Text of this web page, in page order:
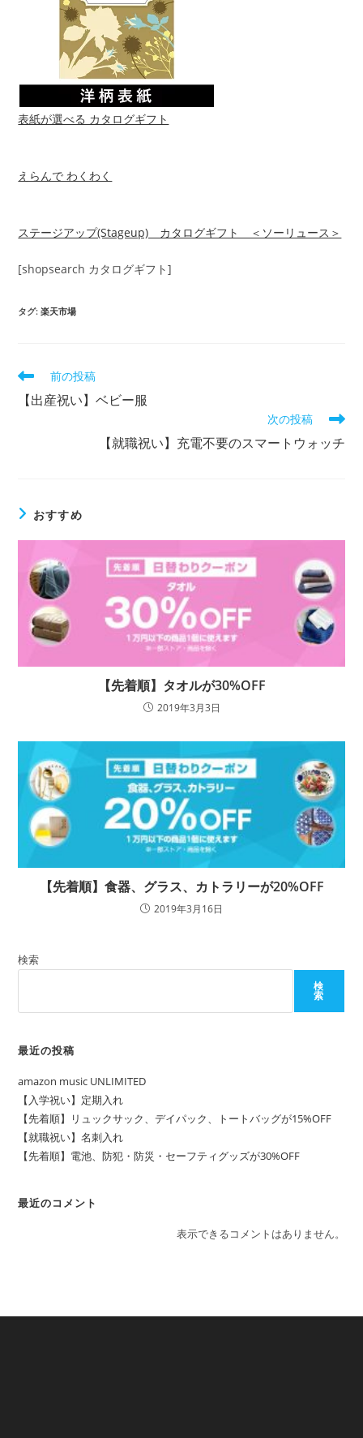
表紙が選べる カタログギフト
えらんで わくわく
ステージアップ(Stageup) カタログギフト ＜ソーリュース＞
[shopsearch カタログギフト]
タグ:楽天市場
そ
の
他
前の投稿
【出産祝い】ベビー服
次の投稿
【就職祝い】充電不要のスマートウォッチ
おすすめ
【先着順】タオルが30%OFF
2019年3月3日
【先着順】食器、グラス、カトラリーが20%OFF
2019年3月16日
検索
検
索
最近の投稿
amazon music UNLIMITED
【入学祝い】定期入れ
【先着順】リュックサック、デイパック、トートバッグが15%OFF
【就職祝い】名刺入れ
【先着順】電池、防犯・防災・セーフティグッズが30%OFF
最近のコメント
表示できるコメントはありません。